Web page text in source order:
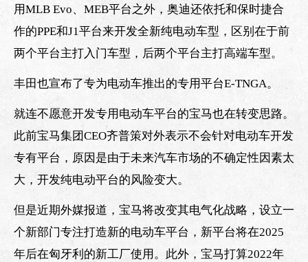
用MLB Evo、MEB平台之外，奥迪还依托和保时捷合
作的PPE和J1平台来开发全新纯电动车型，区别在于前
两个平台主打入门车型，后两个平台主打高端车型。
丰田也宣布了专为电动车推出的专用平台E-TNGA。
就连不愿意开发专用电动车平台的宝马也在转变思路。
此前宝马集团CEO齐普策对外表示不会针对电动车开发
专有平台，原因是由于未来汽车市场的不确定性因素太
大，开发纯电动平台的风险变大。
但是近期外媒报道，宝马将改变其电气化战略，设立一
个新部门专注打造新的电动车平台，新平台将在2025
年后在匈牙利的新工厂使用。此外，宝马打算2022年